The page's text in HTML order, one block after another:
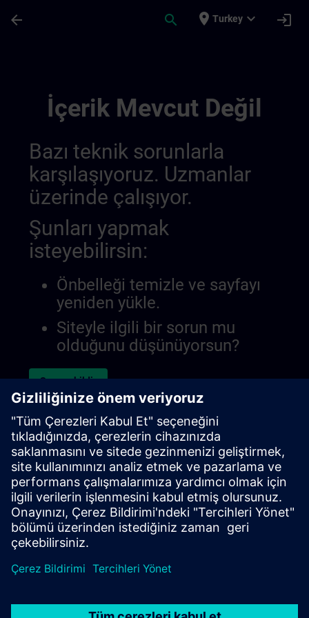
arrow_back search place Turkey expand_more login
İçerik Mevcut Değil
Bazı teknik sorunlarla
karşılaşıyoruz. Uzmanlar
üzerinde çalışıyor.
Şunları yapmak
isteyebilirsin:
Önbelleği temizle ve sayfayı
yeniden yükle.
Siteyle ilgili bir sorun mu
olduğunu düşünüyorsun?
Sorunu bildir